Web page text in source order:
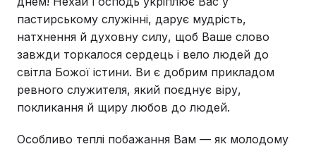
пастирському служінні, дарує мудрість,
натхнення й духовну силу, щоб Ваше слово
завжди торкалося сердець і вело людей до
світла Божої істини. Ви є добрим прикладом
ревного служителя, який поєднує віру,
покликання й щиру любов до людей.
Особливо теплі побажання Вам — як молодому